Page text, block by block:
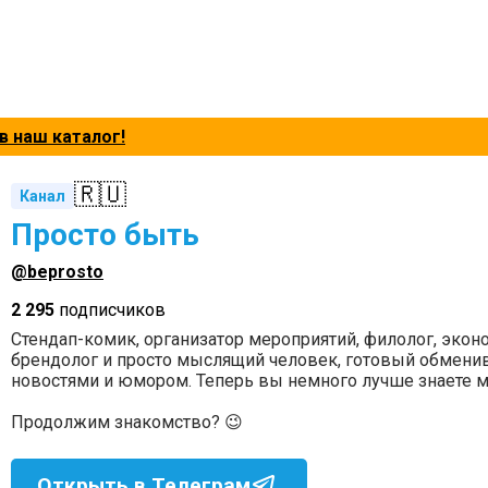
наш каталог!
Канал 🇷🇺
Просто быть
@beprosto
2 295 подписчиков
Стендап-комик, организатор мероприятий, филолог,
брендолог и просто мыслящий человек, готовый
новостями и юмором. Теперь вы немного лучше знаете
Продолжим знакомство? 😉